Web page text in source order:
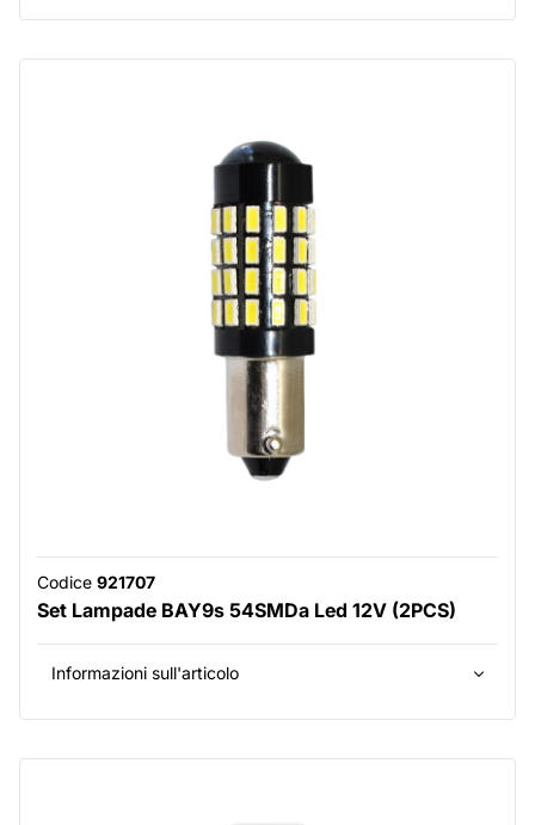
Codice 921707
Set Lampade BAY9s 54SMDa Led 12V (2PCS)
Informazioni sull'articolo